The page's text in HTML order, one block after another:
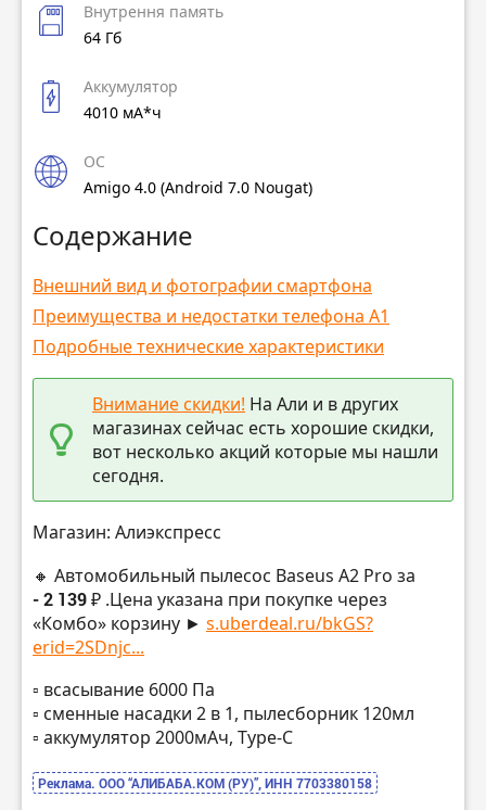
Внутрення память
64 Гб
Аккумулятор
4010 мА*ч
ОС
Amigo 4.0 (Android 7.0 Nougat)
Содержание
Внешний вид и фотографии смартфона
Преимущества и недостатки телефона A1
Подробные технические характеристики
Внимание скидки! На Али и в других
магазинах сейчас есть хорошие скидки,
вот несколько акций которые мы нашли
сегодня.
Магазин: Алиэкспресс
🔸 Автомобильный пылесос Baseus A2 Pro за
- 2 139 ₽ .Цена указана при покупке через
«Комбо» корзину ► s.uberdeal.ru/bkGS?
erid=2SDnjc...
▫️ всасывание 6000 Па
▫️ сменные насадки 2 в 1, пылесборник 120мл
▫️ аккумулятор 2000мАч, Type-C
Реклама. ООО “АЛИБАБА.КОМ (РУ)”, ИНН 7703380158